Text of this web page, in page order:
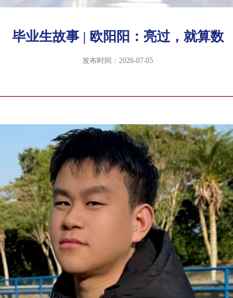
毕业生故事 | 欧阳阳：亮过，就算数
发布时间：2026-07-05